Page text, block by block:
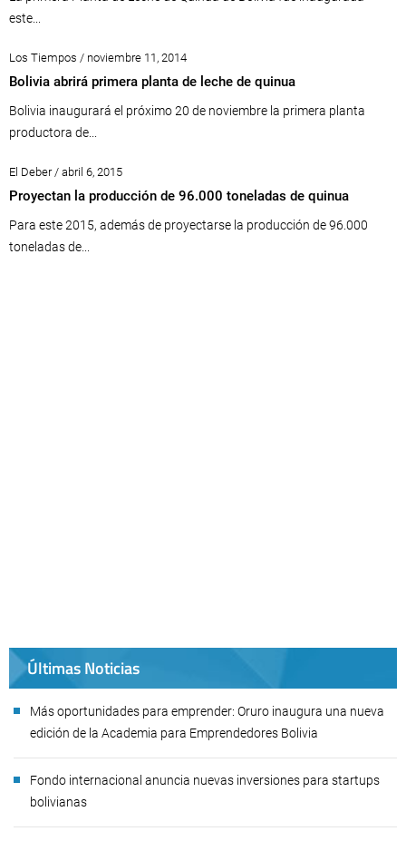
este...
Los Tiempos / noviembre 11, 2014
Bolivia abrirá primera planta de leche de quinua
Bolivia inaugurará el próximo 20 de noviembre la primera planta
productora de...
El Deber / abril 6, 2015
Proyectan la producción de 96.000 toneladas de quinua
Para este 2015, además de proyectarse la producción de 96.000
toneladas de...
Últimas Noticias
Más oportunidades para emprender: Oruro inaugura una nueva
edición de la Academia para Emprendedores Bolivia
Fondo internacional anuncia nuevas inversiones para startups
bolivianas